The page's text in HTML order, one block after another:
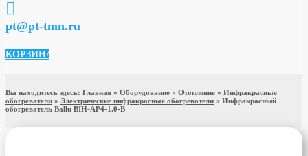

pt@pt-tmn.ru
КОРЗИНА
Вы находитесь здесь: Главная » Оборудование » Отопление » Инфракрасные
обогреватели » Электрические инфракрасные обогреватели » Инфракрасный
обогреватель Ballu BIH-AP4-1.0-B